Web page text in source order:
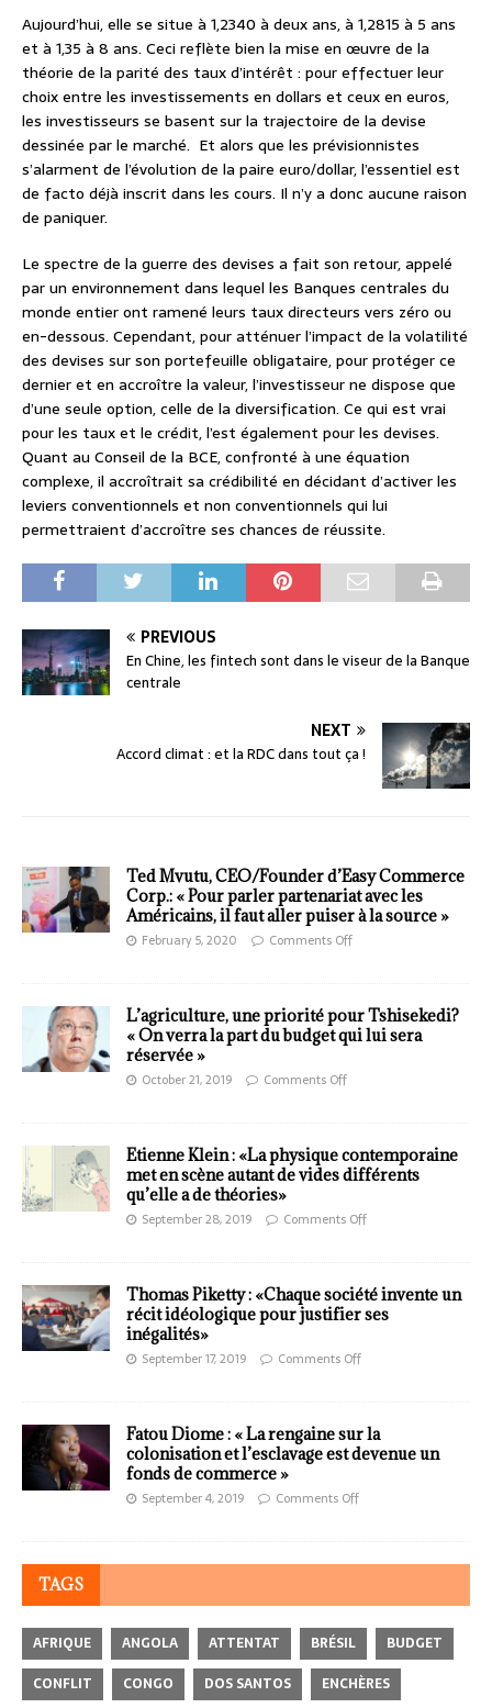
Aujourd’hui, elle se situe à 1,2340 à deux ans, à 1,2815 à 5 ans
et à 1,35 à 8 ans. Ceci reflète bien la mise en œuvre de la
théorie de la parité des taux d’intérêt : pour effectuer leur
choix entre les investissements en dollars et ceux en euros,
les investisseurs se basent sur la trajectoire de la devise
dessinée par le marché. Et alors que les prévisionnistes
s’alarment de l’évolution de la paire euro/dollar, l’essentiel est
de facto déjà inscrit dans les cours. Il n’y a donc aucune raison
de paniquer.
Le spectre de la guerre des devises a fait son retour, appelé
par un environnement dans lequel les Banques centrales du
monde entier ont ramené leurs taux directeurs vers zéro ou
en-dessous. Cependant, pour atténuer l’impact de la volatilité
des devises sur son portefeuille obligataire, pour protéger ce
dernier et en accroître la valeur, l’investisseur ne dispose que
d’une seule option, celle de la diversification. Ce qui est vrai
pour les taux et le crédit, l’est également pour les devises.
Quant au Conseil de la BCE, confronté à une équation
complexe, il accroîtrait sa crédibilité en décidant d’activer les
leviers conventionnels et non conventionnels qui lui
permettraient d’accroître ses chances de réussite.
PREVIOUS
En Chine, les fintech sont dans le viseur de la Banque
centrale
NEXT
Accord climat : et la RDC dans tout ça !
Ted Mvutu, CEO/Founder d’Easy Commerce
Corp.: « Pour parler partenariat avec les
Américains, il faut aller puiser à la source »
February 5, 2020 Comments Off
L’agriculture, une priorité pour Tshisekedi?
« On verra la part du budget qui lui sera
réservée »
October 21, 2019 Comments Off
Etienne Klein : «La physique contemporaine
met en scène autant de vides différents
qu’elle a de théories»
September 28, 2019 Comments Off
Thomas Piketty : «Chaque société invente un
récit idéologique pour justifier ses
inégalités»
September 17, 2019 Comments Off
Fatou Diome : « La rengaine sur la
colonisation et l’esclavage est devenue un
fonds de commerce »
September 4, 2019 Comments Off
TAGS
AFRIQUE ANGOLA ATTENTAT BRÉSIL
BUDGET
CONFLIT
CONGO DOS SANTOS ENCHÈRES